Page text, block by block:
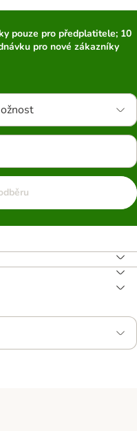
pouze pro předplatitele; 10
pro nové zákazníky